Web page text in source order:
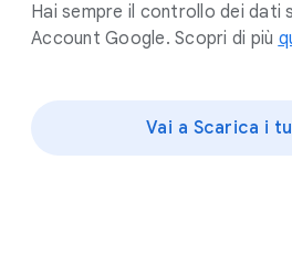
Hai sempre il controllo dei dati
Account Google. Scopri di più
Vai a Scarica i